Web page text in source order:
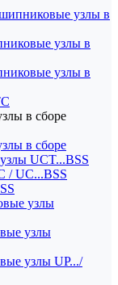
узлы в
узлы в
узлы в
в сборе
в сборе
UCT...BSS
/ UC...BSS
узлы
узлы
узлы UP.../